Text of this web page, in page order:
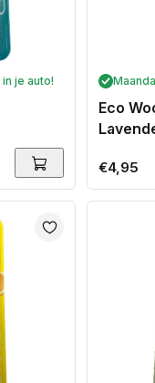
in je auto!
Eco
Normale
prijs
€4,95